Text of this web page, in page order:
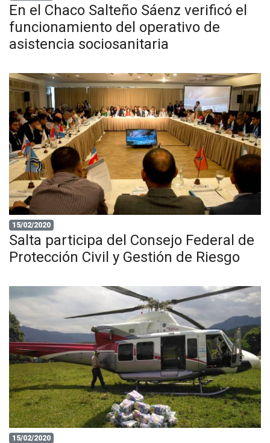
En el Chaco Salteño Sáenz verificó el
funcionamiento del operativo de
asistencia sociosanitaria
15/02/2020
Salta participa del Consejo Federal de
Protección Civil y Gestión de Riesgo
15/02/2020